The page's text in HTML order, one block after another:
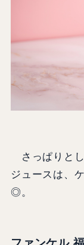
さっぱりと
ジュースは、
◎。